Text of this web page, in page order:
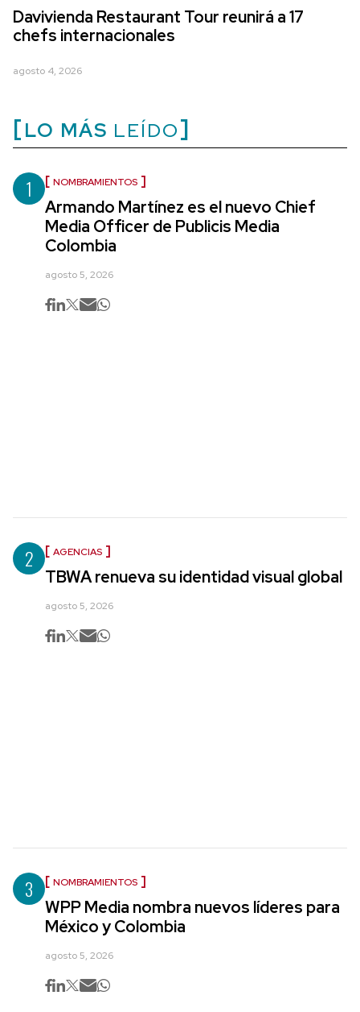
Davivienda Restaurant Tour reunirá a 17
chefs internacionales
agosto 4, 2026
LO MÁS LEÍDO
1 NOMBRAMIENTOS
Armando Martínez es el nuevo Chief
Media Officer de Publicis Media
Colombia
agosto 5, 2026
2 AGENCIAS
TBWA renueva su identidad visual global
agosto 5, 2026
3 NOMBRAMIENTOS
WPP Media nombra nuevos líderes para
México y Colombia
agosto 5, 2026